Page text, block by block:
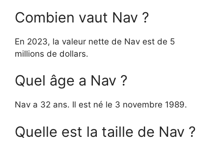
Combien vaut Nav ?
En 2023, la valeur nette de Nav est de 5
millions de dollars.
Quel âge a Nav ?
Nav a 32 ans. Il est né le 3 novembre 1989.
Quelle est la taille de Nav ?